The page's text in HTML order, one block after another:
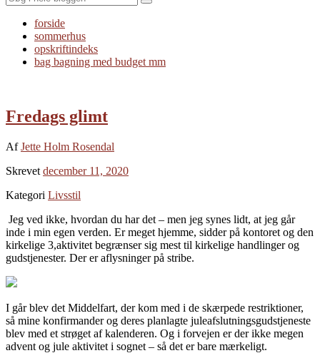
Search
forside
sommerhus
opskriftindeks
bag bagning med budget mm
Fredags glimt
AfJette Holm Rosendal
Skrevet december 11, 2020
Kategori Livsstil
Jeg ved ikke, hvordan du har det – men jeg synes lidt, at jeg går
inde i min egen verden. Er meget hjemme, sidder på kontoret og den
kirkelige 3,aktivitet begrænser sig mest til kirkelige handlinger og
gudstjenester. Der er aflysninger på stribe.
I går blev det Middelfart, der kom med i de skærpede restriktioner,
så mine konfirmander og deres planlagte juleafslutningsgudstjeneste
blev med et strøget af kalenderen. Og i forvejen er der ikke megen
advent og jule aktivitet i sognet – så det er bare mærkeligt.